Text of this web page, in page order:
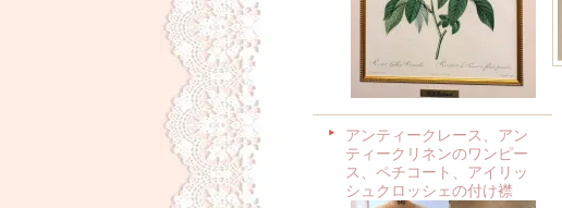
アンティークレース、アン
ティークリネンのワンピー
ス、ペチコート、アイリッ
シュクロッシェの付け襟